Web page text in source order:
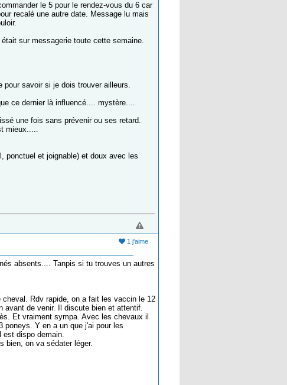
le 5 pour le rendez-vous du 6 car
recalé une autre date. Message lu mais
sur messagerie toute cette semaine.
savoir si je dois trouver ailleurs.
ce dernier là influencé.... mystère....
une fois sans prévenir ou ses retard.
mieux.....
ponctuel et joignable) et doux avec les
1 j'aime
absents.... Tanpis si tu trouves un autres
Rdv rapide, on a fait les vaccin le 12
avant de venir. Il discute bien et attentif.
Et vraiment sympa. Avec les chevaux il
Y en a un que j'ai pour les
est dispo demain.
bien, on va sédater léger.